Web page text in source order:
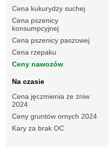
Cena kukurydzy suchej
Cena pszenicy
konsumpcyjnej
Cena pszenicy paszowej
Cena rzepaku
Ceny nawozów
Na czasie
Cena jęczmienia ze żniw
2024
Ceny gruntów ornych 2024
Kary za brak OC